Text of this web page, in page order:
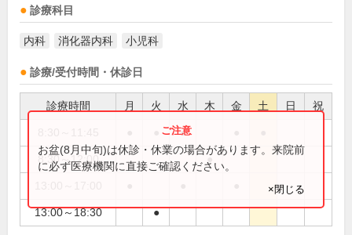
診療科目
内科 消化器内科 小児科
診療/受付時間・休診日
診療時間 月 火 水 木 金 土 日 祝
●
8:30～12:00 ●
13:00～18:30 ●
お盆(8月中旬)は休診・休業の場合があります。来院前
に必ず医療機関に直接ご確認ください。
×閉じる